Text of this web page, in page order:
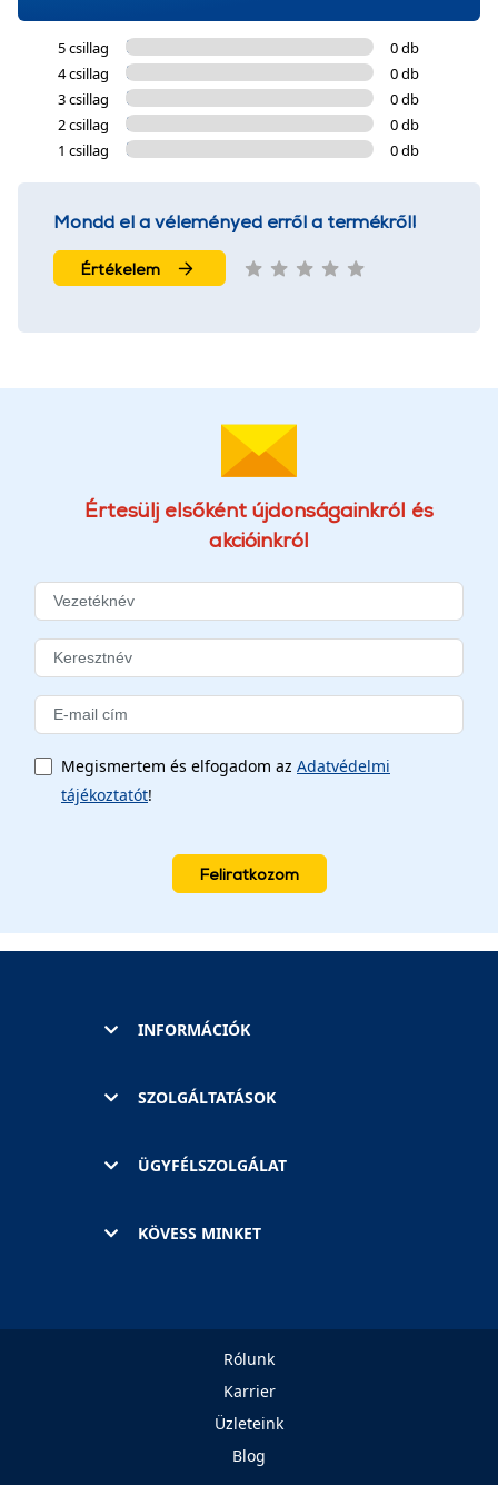
5 csillag
0 db
4 csillag
0 db
3 csillag
0 db
2 csillag
0 db
1 csillag
0 db
Mondd el a véleményed erről a termékről!
Értékelem
Értesülj elsőként újdonságainkról és
akcióinkról
Megismertem és elfogadom az Adatvédelmi
tájékoztatót!
Feliratkozom
INFORMÁCIÓK
SZOLGÁLTATÁSOK
ÜGYFÉLSZOLGÁLAT
KÖVESS MINKET
Rólunk
Karrier
Üzleteink
Blog